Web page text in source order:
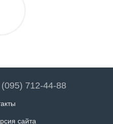
(095) 712-44-88
сайта